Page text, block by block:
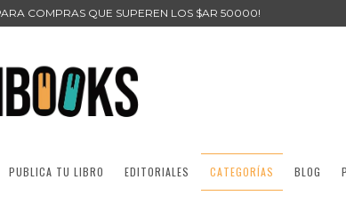
COMPRAS QUE SUPEREN LOS $AR 50000!
PUBLICA TU LIBRO EDITORIALES CATEGORÍAS BLOG